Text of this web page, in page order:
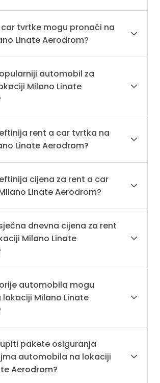
car tvrtke mogu pronaći na
Linate Aerodrom?
automobil za
Milano Linate
rent a car tvrtka na
Linate Aerodrom?
cijena za rent a car
Linate Aerodrom?
dnevna cijena za rent
Milano Linate
automobila mogu
Milano Linate
pakete osiguranja
automobila na lokaciji
Aerodrom?